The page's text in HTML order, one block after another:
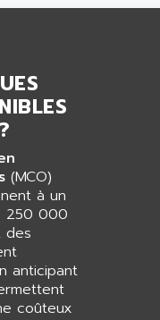
(MCO)
à un
250 000
des
anticipant
coûteux